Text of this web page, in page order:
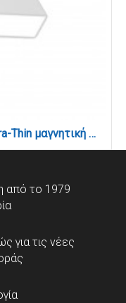
Φωτιστικό LED 5W 3CCT για Ultra-Thin μαγνητική ράγα σε λευκή απόχρωση (by tuya and zigbee) D:12,8cmX8cm (T04905-WH)
από το 1979
για τις νέες